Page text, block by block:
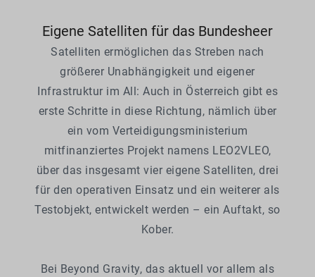
Eigene Satelliten für das Bundesheer
Satelliten ermöglichen das Streben nach
größerer Unabhängigkeit und eigener
Infrastruktur im All: Auch in Österreich gibt es
erste Schritte in diese Richtung, nämlich über
ein vom Verteidigungsministerium
mitfinanziertes Projekt namens LEO2VLEO,
über das insgesamt vier eigene Satelliten, drei
für den operativen Einsatz und ein weiterer als
Testobjekt, entwickelt werden – ein Auftakt, so
Kober.
Bei Beyond Gravity, das aktuell vor allem als